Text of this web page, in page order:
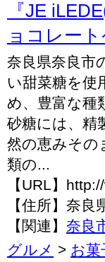
『JE
ョコレー
奈良県奈良市
い甜菜糖を使
め、豊富な種
砂糖には、精
然の恵みその
類の...
【URL】
【住所】奈
【関連】 奈良
グルメ > お菓